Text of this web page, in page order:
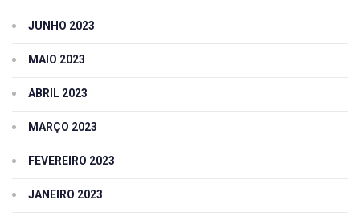
JUNHO 2023
MAIO 2023
ABRIL 2023
MARÇO 2023
FEVEREIRO 2023
JANEIRO 2023